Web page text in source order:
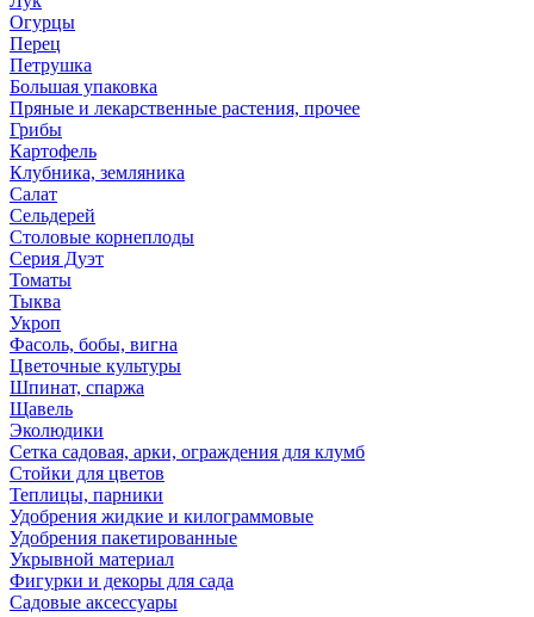
Огурцы
Перец
Петрушка
Большая упаковка
Пряные и лекарственные растения, прочее
Грибы
Картофель
Клубника, земляника
Салат
Сельдерей
Столовые корнеплоды
Серия Дуэт
Томаты
Тыква
Укроп
Фасоль, бобы, вигна
Цветочные культуры
Шпинат, спаржа
Щавель
Эколюдики
Сетка садовая, арки, ограждения для клумб
Стойки для цветов
Теплицы, парники
Удобрения жидкие и килограммовые
Удобрения пакетированные
Укрывной материал
Фигурки и декоры для сада
Садовые аксессуары